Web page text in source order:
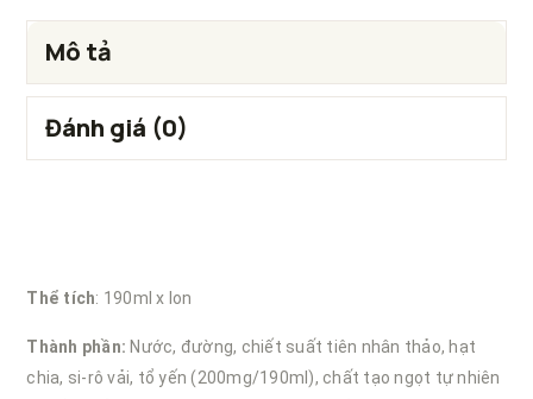
Mô tả
Đánh giá (0)
Thể tích: 190ml x lon
Thành phần: Nước, đường, chiết suất tiên nhân thảo, hạt
chia, si-rô vải, tổ yến (200mg/190ml), chất tạo ngọt tự nhiên